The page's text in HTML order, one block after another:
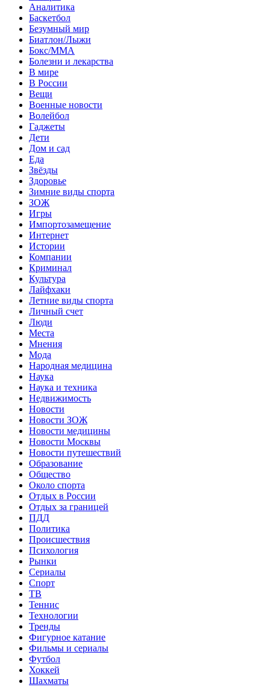
Аналитика
Баскетбол
Безумный мир
Биатлон/Лыжи
Бокс/MMA
Болезни и лекарства
В мире
В России
Вещи
Военные новости
Волейбол
Гаджеты
Дети
Дом и сад
Еда
Звёзды
Здоровье
Зимние виды спорта
ЗОЖ
Игры
Импортозамещение
Интернет
Истории
Компании
Криминал
Культура
Лайфхаки
Летние виды спорта
Личный счет
Люди
Места
Мнения
Мода
Народная медицина
Наука
Наука и техника
Недвижимость
Новости
Новости ЗОЖ
Новости медицины
Новости Москвы
Новости путешествий
Образование
Общество
Около спорта
Отдых в России
Отдых за границей
ПДД
Политика
Происшествия
Психология
Рынки
Сериалы
Спорт
ТВ
Теннис
Технологии
Тренды
Фигурное катание
Фильмы и сериалы
Футбол
Хоккей
Шахматы